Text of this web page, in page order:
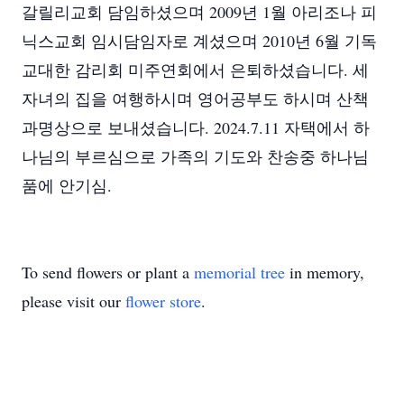
갈릴리교회 담임하셨으며 2009년 1월 아리조나 피
닉스교회 임시담임자로 계셨으며 2010년 6월 기독
교대한 감리회 미주연회에서 은퇴하셨습니다. 세
자녀의 집을 여행하시며 영어공부도 하시며 산책
과명상으로 보내셨습니다. 2024.7.11 자택에서 하
나님의 부르심으로 가족의 기도와 찬송중 하나님
품에 안기심.
To send flowers or plant a memorial tree in memory,
please visit our flower store.